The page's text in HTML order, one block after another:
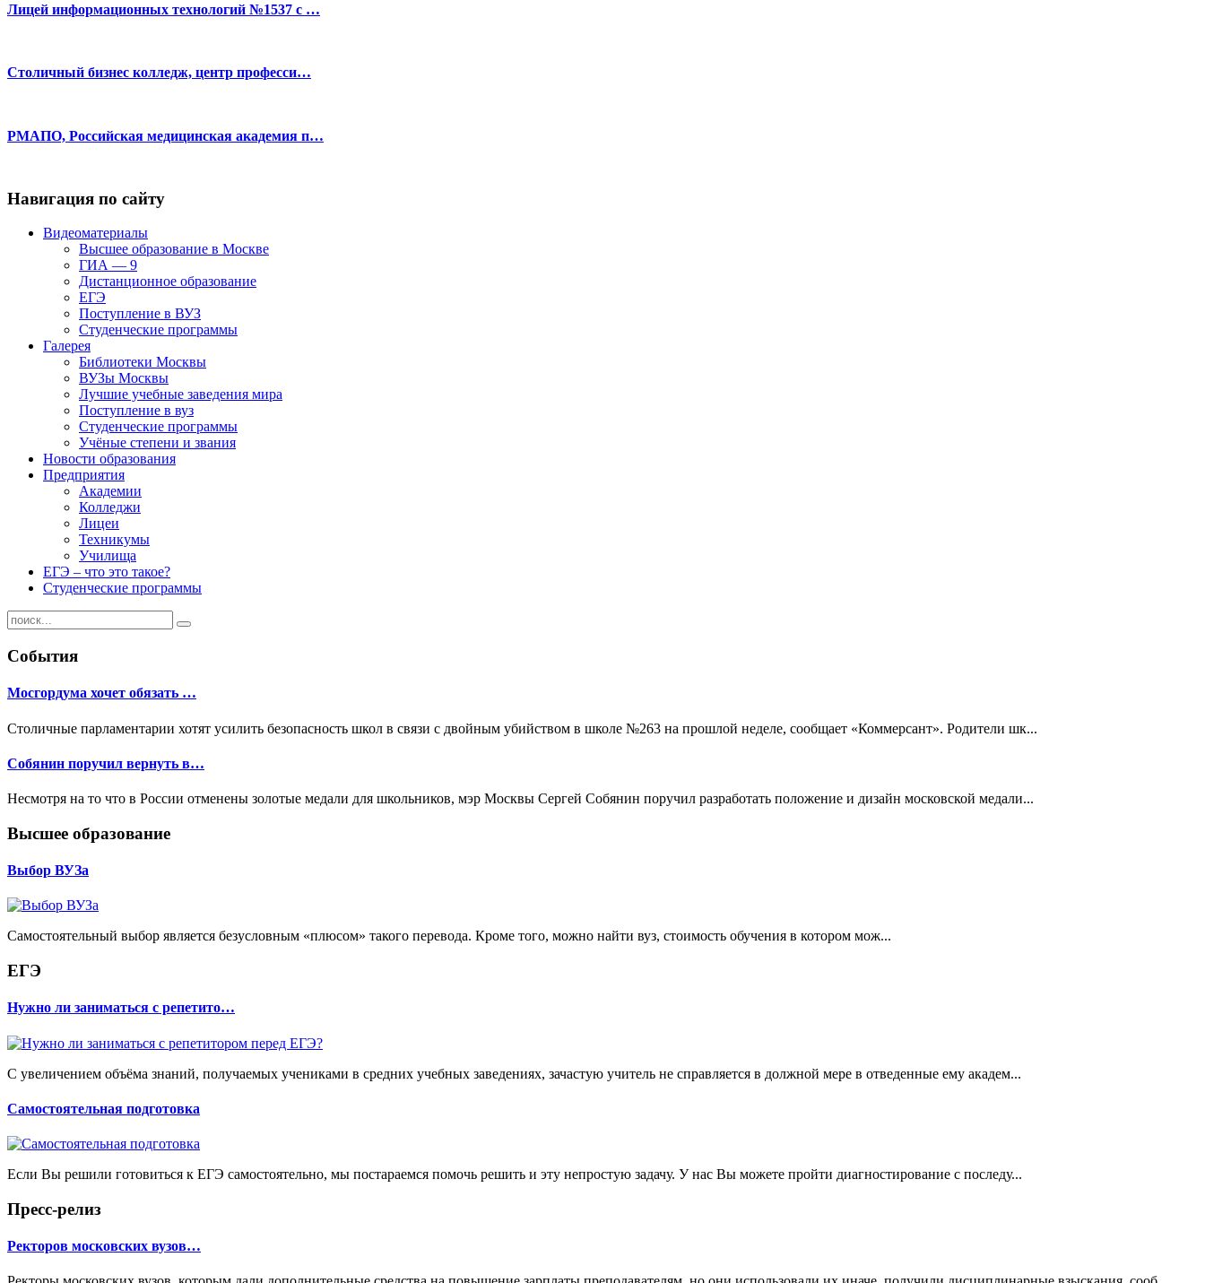
Лицей информационных технологий №1537 с …
Столичный бизнес колледж, центр професси…
РМАПО, Российская медицинская академия п…
Навигация по сайту
Видеоматериалы
Высшее образование в Москве
ГИА — 9
Дистанционное образование
ЕГЭ
Поступление в ВУЗ
Студенческие программы
Галерея
Библиотеки Москвы
ВУЗы Москвы
Лучшие учебные заведения мира
Поступление в вуз
Студенческие программы
Учёные степени и звания
Новости образования
Предприятия
Академии
Колледжи
Лицеи
Техникумы
Училища
ЕГЭ – что это такое?
Студенческие программы
События
Мосгордума хочет обязать …
Столичные парламентарии хотят усилить безопасность школ в связи с двойным убийством в школе №263 на прошлой неделе, сообщает «Коммерсант». Родители шк...
Собянин поручил вернуть в…
Несмотря на то что в России отменены золотые медали для школьников, мэр Москвы Сергей Собянин поручил разработать положение и дизайн московской медали...
Высшее образование
Выбор ВУЗа
Самостоятельный выбор является безусловным «плюсом» такого перевода. Кроме того, можно найти вуз, стоимость обучения в котором мож...
ЕГЭ
Нужно ли заниматься с репетито…
С увеличением объёма знаний, получаемых учениками в средних учебных заведениях, зачастую учитель не справляется в должной мере в отведенные ему академ...
Самостоятельная подготовка
Если Вы решили готовиться к ЕГЭ самостоятельно, мы постараемся помочь решить и эту непростую задачу. У нас Вы можете пройти диагностирование с последу...
Пресс-релиз
Ректоров московских вузов…